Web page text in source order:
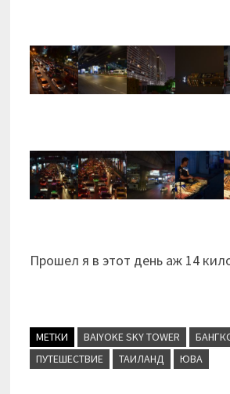
Прошел я в этот день аж 14
МЕТКИ BAIYOKE SKY TOWER
ПУТЕШЕСТВИЕ
ТАИЛАНД ЮВА